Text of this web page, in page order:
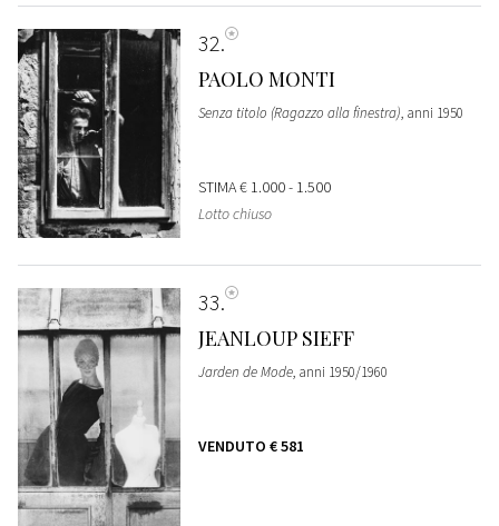
32
PAOLO MONTI
Senza titolo (Ragazzo alla finestra), anni 1950
STIMA€ 1.000 - 1.500
Lotto chiuso
33
JEANLOUP SIEFF
Jarden de Mode, anni 1950/1960
VENDUTO € 581